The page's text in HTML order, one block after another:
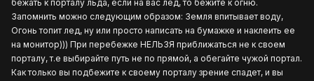
бежать к порталу льда, если на вас лед, то бежите к огню.
Запомнить можно следующим образом: Земля впитывает воду,
Огонь топит лед, ну или просто написать на бумажке и наклеить ее
на монитор))) При перебежке НЕЛЬЗЯ приближаться не к своем
порталу, т.е выбирайте путь не по прямой, а обегайте чужой портал.
Как только вы подбежите к своему порталу зрение спадет, и вы